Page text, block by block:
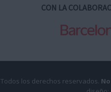
CON LA
Todos los derechos reservados.